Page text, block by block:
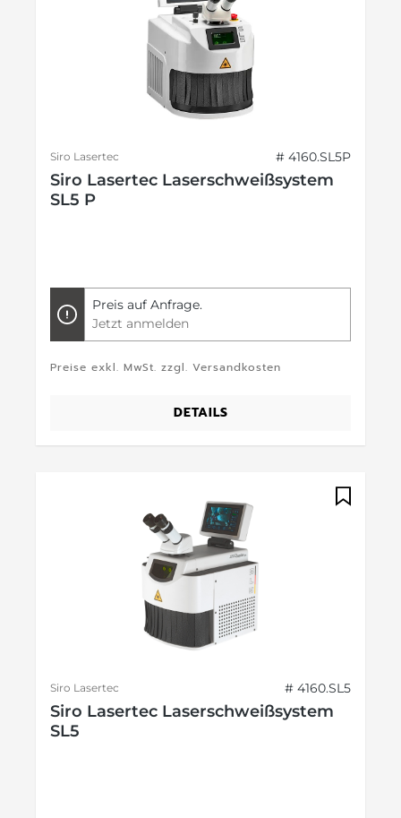
Siro Lasertec # 4160.SL5P
Siro Lasertec Laserschweißsystem
SL5 P
Preis auf Anfrage.
Jetzt anmelden
Preise exkl. MwSt. zzgl. Versandkosten
DETAILS
Siro Lasertec # 4160.SL5
Siro Lasertec Laserschweißsystem
SL5